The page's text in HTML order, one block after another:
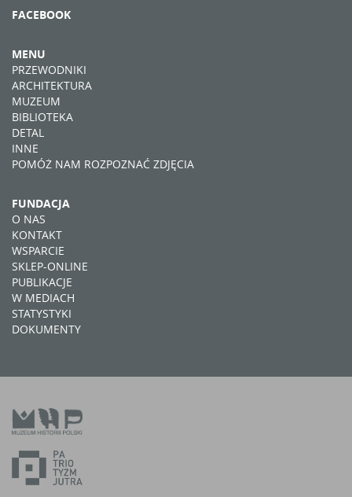
FACEBOOK
MENU
PRZEWODNIKI
ARCHITEKTURA
MUZEUM
BIBLIOTEKA
DETAL
INNE
POMÓŻ NAM ROZPOZNAĆ ZDJĘCIA
FUNDACJA
O NAS
KONTAKT
WSPARCIE
SKLEP-ONLINE
PUBLIKACJE
W MEDIACH
STATYSTYKI
DOKUMENTY